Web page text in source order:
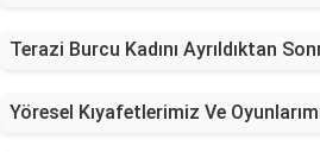
Terazi Burcu Kadını Ayrıldıktan
Yöresel Kıyafetlerimiz Ve